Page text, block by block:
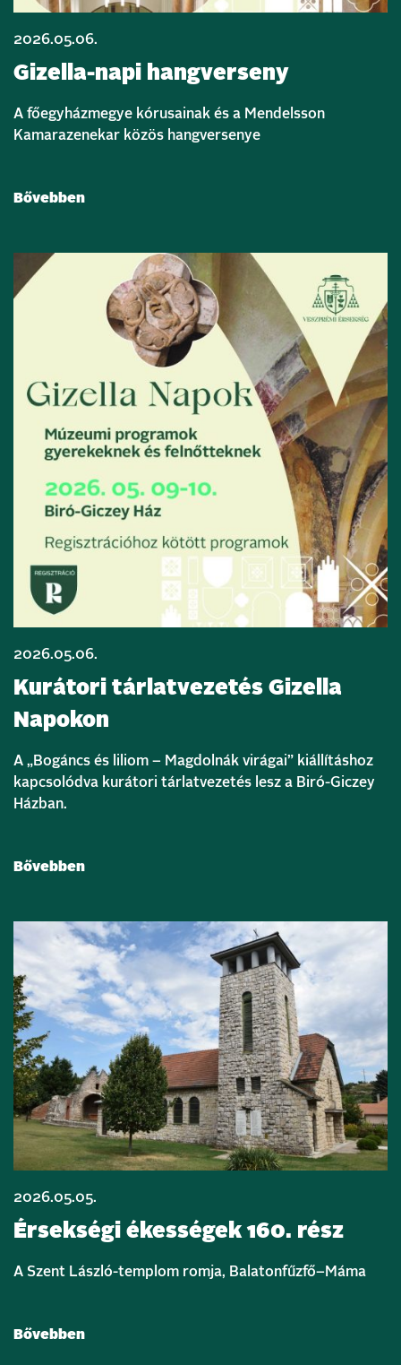
2026.05.06.
Gizella-napi hangverseny
A főegyházmegye kórusainak és a Mendelsson
Kamarazenekar közös hangversenye
Bővebben
2026.05.06.
Kurátori tárlatvezetés Gizella
Napokon
A „Bogáncs és liliom – Magdolnák virágai” kiállításhoz
kapcsolódva kurátori tárlatvezetés lesz a Biró-Giczey
Házban.
Bővebben
2026.05.05.
Érsekségi ékességek 160. rész
A Szent László-templom romja, Balatonfűzfő–Máma
Bővebben